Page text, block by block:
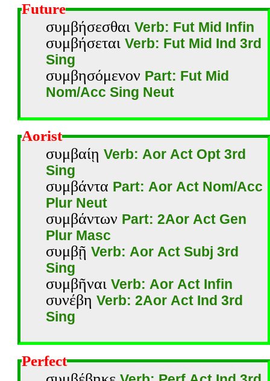
Future
συμβήσεσθαι Verb: Fut Mid Infin
συμβήσεταιVerb: Fut Mid Ind 3rd
Sing
συμβησόμενον Part: Fut Mid
Nom/Acc Sing Neut
Aorist
συμβαίῃVerb: Aor Act Opt 3rd
Sing
συμβάντα Part: Aor Act Nom/Acc
Plur Neut
συμβάντων Part: 2Aor Act Gen
Plur Masc
συμβῇVerb: Aor Act Subj 3rd
Sing
συμβῆναιVerb: Aor Act Infin
συνέβηVerb: 2Aor Act Ind 3rd
Sing
Perfect